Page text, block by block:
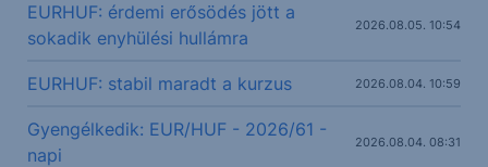
EURHUF: érdemi erősödés jött a
sokadik enyhülési hullámra
2026.08.05. 10:54
EURHUF: stabil maradt a kurzus 2026.08.04. 10:59
Gyengélkedik: EUR/HUF - 2026/61 -
napi
2026.08.04. 08:31